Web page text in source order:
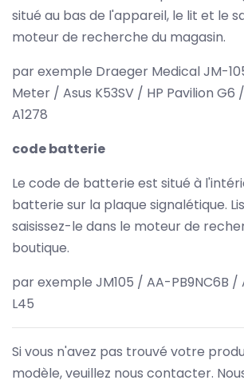
situé au bas de l'appareil, le lit et le
moteur de recherche du magasin.
par exemple Draeger Medical JM-
Meter / Asus K53SV / HP Pavilion G6
A1278
code batterie
Le code de batterie est situé à
batterie sur la plaque signalétique.
saisissez-le dans le moteur de
boutique.
par exemple JM105 / AA-PB9NC6B
L45
Si vous n'avez pas trouvé votre
modèle, veuillez nous contacter.